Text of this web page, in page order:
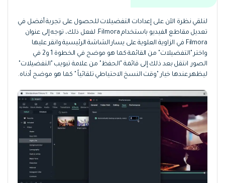
لنلقي نظرة الآن على إعدادات التفضيلات للحصول على تجربة أفضل في
تعديل مقاطع الفيديو باستخدام Filmora. لفعل ذلك، توجه إلى عنوان
Filmora في الزاوية العلوية على يسار الشاشة الرئيسية وانقر عليها
واختر "التفضيلات" من القائمة كما هو موضح في الخطوة 1 و2 في
الصور. انتقل بعد ذلك إلى قائمة "الحفظ" من علامة تبويب "التفضيلات"
ليظهر عندها خيار "وقت النسخ الاحتياطي تلقائياً " كما هو موضح أدناه.